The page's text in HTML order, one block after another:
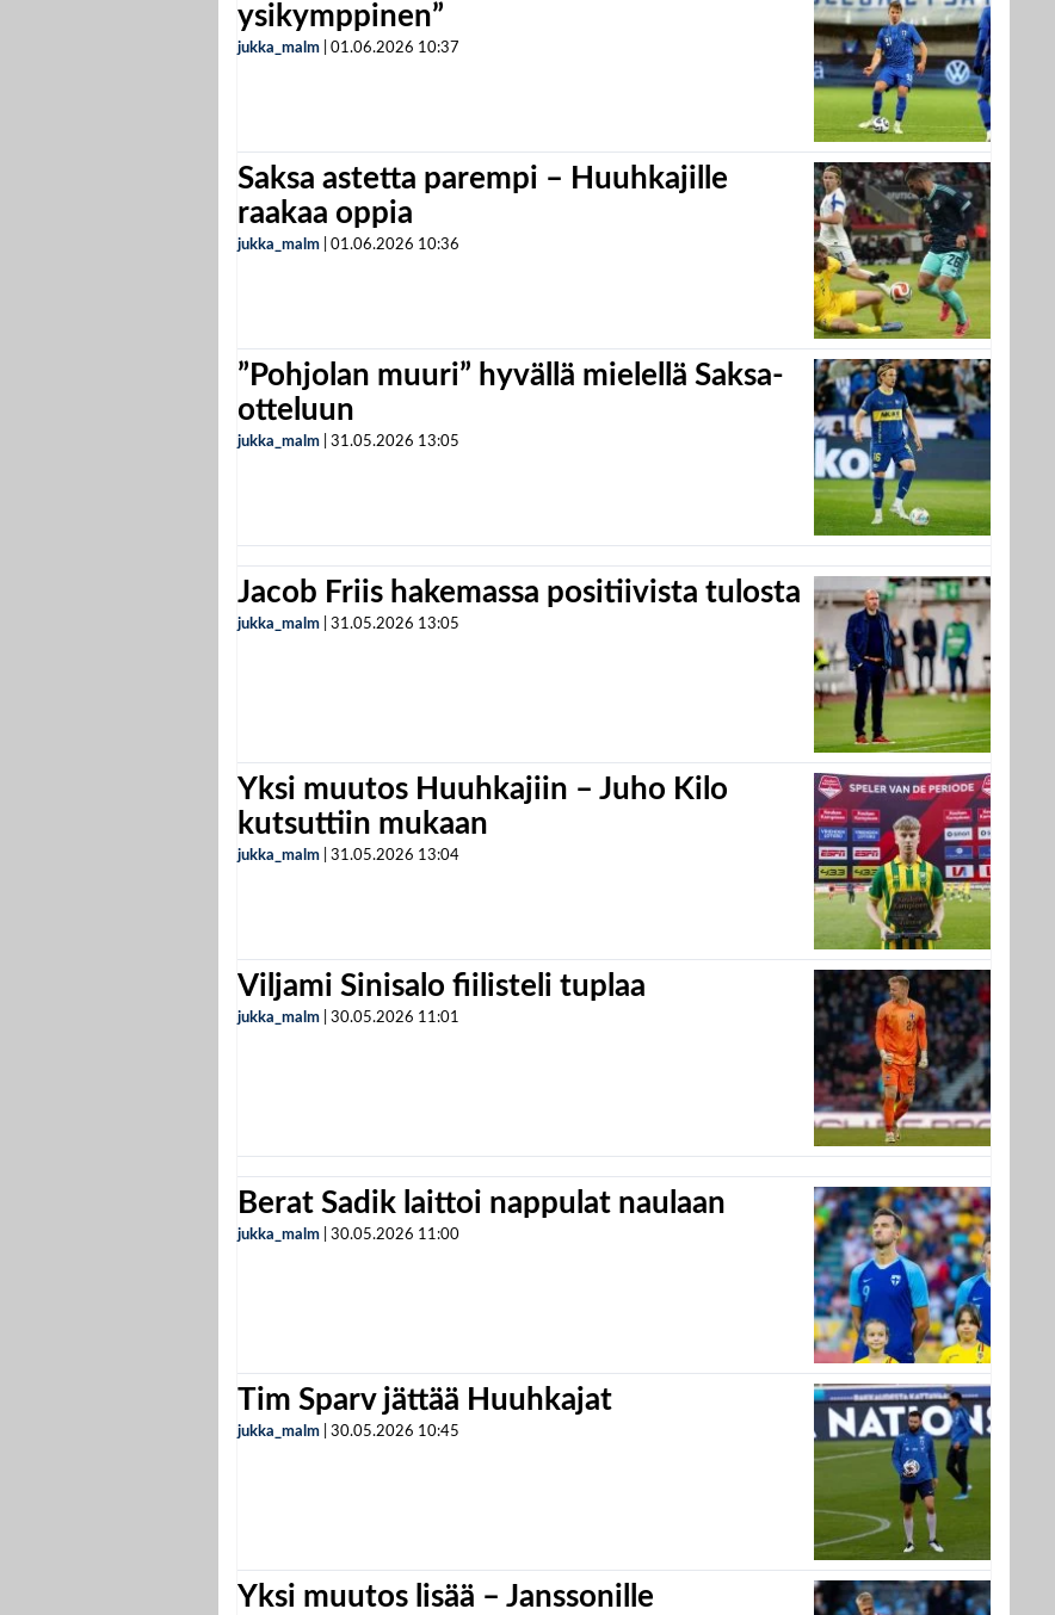
ysikymppinen”
jukka_malm 01.06.2026 10:37
Saksa astetta parempi – Huuhkajille
raakaa oppia
jukka_malm 01.06.2026 10:36
”Pohjolan muuri” hyvällä mielellä Saksa-
otteluun
jukka_malm 31.05.2026 13:05
Jacob Friis hakemassa positiivista tulosta
jukka_malm 31.05.2026 13:05
Yksi muutos Huuhkajiin – Juho Kilo
kutsuttiin mukaan
jukka_malm 31.05.2026 13:04
Viljami Sinisalo fiilisteli tuplaa
jukka_malm 30.05.2026 11:01
Berat Sadik laittoi nappulat naulaan
jukka_malm 30.05.2026 11:00
Tim Sparv jättää Huuhkajat
jukka_malm 30.05.2026 10:45
Yksi muutos lisää – Janssonille